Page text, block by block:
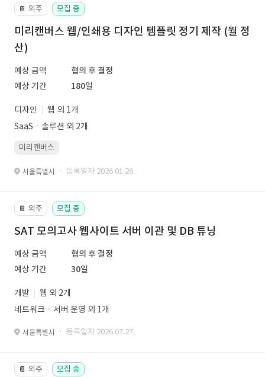
📔 외주 모집 중
미리캔버스 웹/인쇄용 디자인 템플릿 정기 제작 (월 정
산)
예상 금액
협의 후 결정
예상 기간
180일
디자인
웹 외 1개
SaaSㆍ솔루션 외 2개
미리캔버스
서울특별시 · 등록일자 2026.01.26.
📔 외주 모집 중
SAT 모의고사 웹사이트 서버 이관 및 DB 튜닝
예상 금액
협의 후 결정
예상 기간
30일
개발
웹 외 2개
네트워크ㆍ서버 운영 외 1개
서울특별시 · 등록일자 2026.07.27.
📔 외주 모집 중